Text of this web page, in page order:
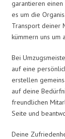
garantieren
es um die
Transport deiner
kümmern uns um
Bei
auf eine
erstellen
auf deine
freundlichen
Seite und
Deine